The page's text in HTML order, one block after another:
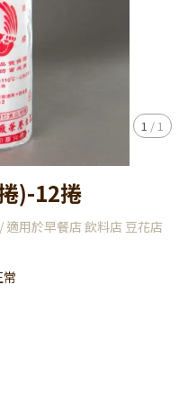
1 / 1
)-12捲
適用於早餐店 飲料店 豆花店